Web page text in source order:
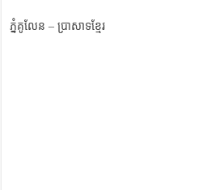
ភ្នំគូលែន – ប្រាសាទខ្មែរ